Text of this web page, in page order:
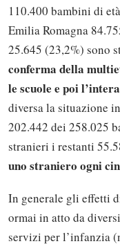
110.400 bambini di
Emilia Romagna
25.645 (23,2%) sono
conferma della
le scuole e poi
diversa la situazione
202.442 dei 258.025
stranieri i restanti
uno straniero ogni
In generale gli effetti
ormai in atto da
servizi per l’infanzia